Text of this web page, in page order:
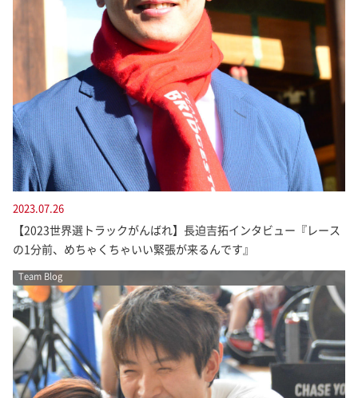
2023.07.26
【2023世界選トラックがんばれ】長迫吉拓インタビュー『レース
の1分前、めちゃくちゃいい緊張が来るんです』
Team Blog